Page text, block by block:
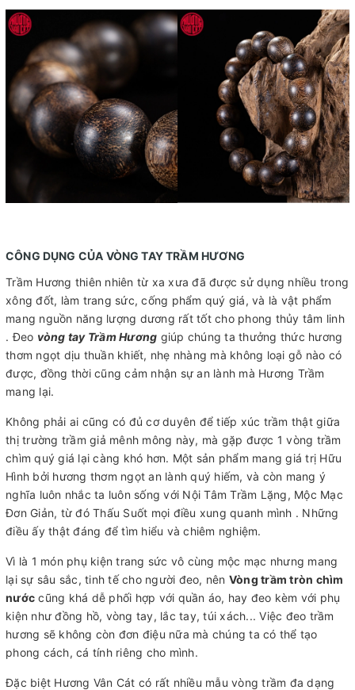
CÔNG DỤNG CỦA VÒNG TAY TRẦM HƯƠNG
Trầm Hương thiên nhiên từ xa xưa đã được sử dụng nhiều trong
xông đốt, làm trang sức, cống phẩm quý giá, và là vật phẩm
mang nguồn năng lượng dương rất tốt cho phong thủy tâm linh
. Đeo vòng tay Trầm Hương giúp chúng ta thưởng thức hương
thơm ngọt dịu thuần khiết, nhẹ nhàng mà không loại gỗ nào có
được, đồng thời cũng cảm nhận sự an lành mà Hương Trầm
mang lại.
Không phải ai cũng có đủ cơ duyên để tiếp xúc trầm thật giữa
thị trường trầm giả mênh mông này, mà gặp được 1 vòng trầm
chìm quý giá lại càng khó hơn. Một sản phẩm mang giá trị Hữu
Hình bởi hương thơm ngọt an lành quý hiếm, và còn mang ý
nghĩa luôn nhắc ta luôn sống với Nội Tâm Trầm Lặng, Mộc Mạc
Đơn Giản, từ đó Thấu Suốt mọi điều xung quanh mình . Những
điều ấy thật đáng để tìm hiểu và chiêm nghiệm.
Vì là 1 món phụ kiện trang sức vô cùng mộc mạc nhưng mang
lại sự sâu sắc, tinh tế cho người đeo, nên Vòng trầm tròn chìm
nước cũng khá dễ phối hợp với quần áo, hay đeo kèm với phụ
kiện như đồng hồ, vòng tay, lắc tay, túi xách... Việc đeo trầm
hương sẽ không còn đơn điệu nữa mà chúng ta có thể tạo
phong cách, cá tính riêng cho mình.
Đặc biệt Hương Vân Cát có rất nhiều mẫu vòng trầm đa dạng